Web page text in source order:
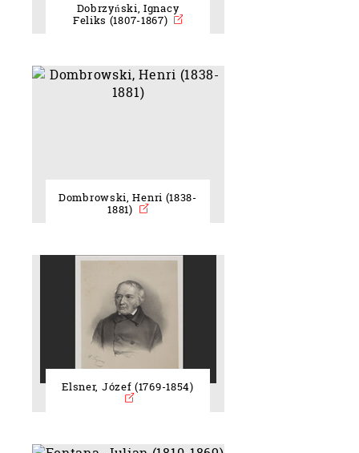
Dobrzyński, Ignacy
Feliks (1807-1867)
Dombrowski, Henri (1838-
1881)
Elsner, Józef (1769-1854)